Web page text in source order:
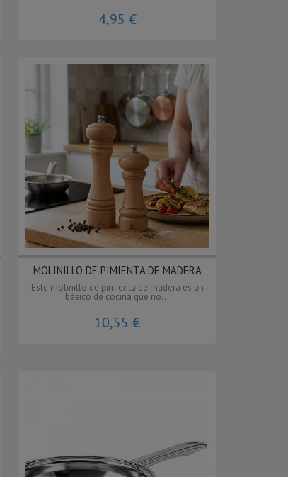
4,95 €
MOLINILLO DE PIMIENTA DE MADERA
Este molinillo de pimienta de madera es un
básico de cocina que no...
10,55 €